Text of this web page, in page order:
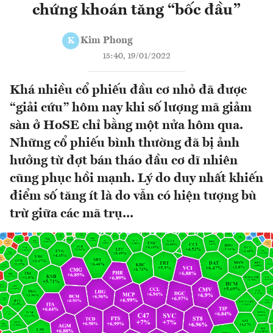
chứng khoán tăng “bốc đầu”
K Kim Phong
15:40, 19/01/2022
Khá nhiều cổ phiếu đầu cơ nhỏ đã được
“giải cứu” hôm nay khi số lượng mã giảm
sàn ở HoSE chỉ bằng một nửa hôm qua.
Những cổ phiếu bình thường đã bị ảnh
hưởng từ đợt bán tháo đầu cơ dĩ nhiên
cũng phục hồi mạnh. Lý do duy nhất khiến
điểm số tăng ít là do vẫn có hiện tượng bù
trừ giữa các mã trụ...